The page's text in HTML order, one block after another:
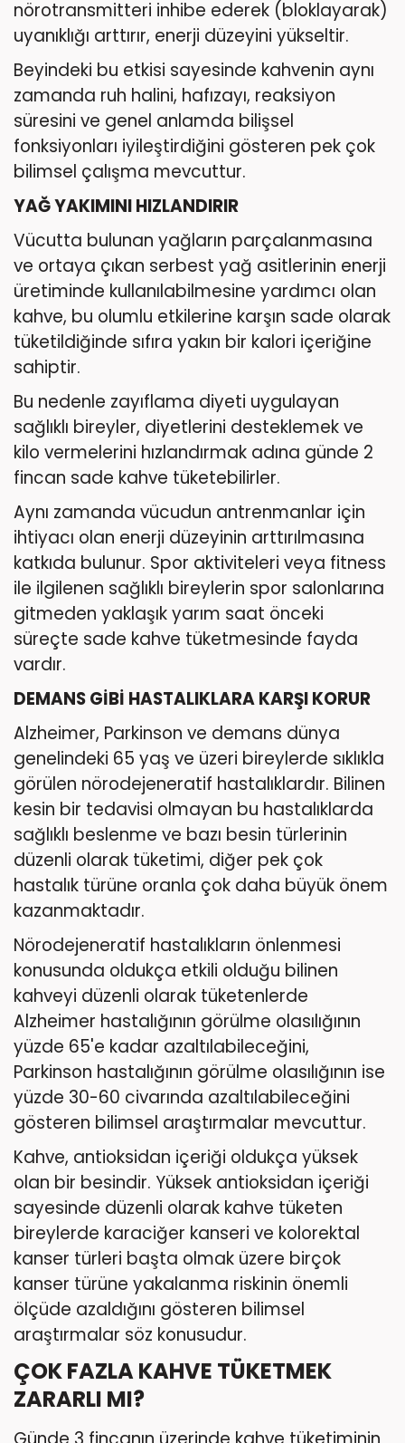
nörotransmitteri inhibe ederek (bloklayarak)
uyanıklığı arttırır, enerji düzeyini yükseltir.
Beyindeki bu etkisi sayesinde kahvenin aynı
zamanda ruh halini, hafızayı, reaksiyon
süresini ve genel anlamda bilişsel
fonksiyonları iyileştirdiğini gösteren pek çok
bilimsel çalışma mevcuttur.
YAĞ YAKIMINI HIZLANDIRIR
Vücutta bulunan yağların parçalanmasına
ve ortaya çıkan serbest yağ asitlerinin enerji
üretiminde kullanılabilmesine yardımcı olan
kahve, bu olumlu etkilerine karşın sade olarak
tüketildiğinde sıfıra yakın bir kalori içeriğine
sahiptir.
Bu nedenle zayıflama diyeti uygulayan
sağlıklı bireyler, diyetlerini desteklemek ve
kilo vermelerini hızlandırmak adına günde 2
fincan sade kahve tüketebilirler.
Aynı zamanda vücudun antrenmanlar için
ihtiyacı olan enerji düzeyinin arttırılmasına
katkıda bulunur. Spor aktiviteleri veya fitness
ile ilgilenen sağlıklı bireylerin spor salonlarına
gitmeden yaklaşık yarım saat önceki
süreçte sade kahve tüketmesinde fayda
vardır.
DEMANS GİBİ HASTALIKLARA KARŞI KORUR
Alzheimer, Parkinson ve demans dünya
genelindeki 65 yaş ve üzeri bireylerde sıklıkla
görülen nörodejeneratif hastalıklardır. Bilinen
kesin bir tedavisi olmayan bu hastalıklarda
sağlıklı beslenme ve bazı besin türlerinin
düzenli olarak tüketimi, diğer pek çok
hastalık türüne oranla çok daha büyük önem
kazanmaktadır.
Nörodejeneratif hastalıkların önlenmesi
konusunda oldukça etkili olduğu bilinen
kahveyi düzenli olarak tüketenlerde
Alzheimer hastalığının görülme olasılığının
yüzde 65'e kadar azaltılabileceğini,
Parkinson hastalığının görülme olasılığının ise
yüzde 30-60 civarında azaltılabileceğini
gösteren bilimsel araştırmalar mevcuttur.
Kahve, antioksidan içeriği oldukça yüksek
olan bir besindir. Yüksek antioksidan içeriği
sayesinde düzenli olarak kahve tüketen
bireylerde karaciğer kanseri ve kolorektal
kanser türleri başta olmak üzere birçok
kanser türüne yakalanma riskinin önemli
ölçüde azaldığını gösteren bilimsel
araştırmalar söz konusudur.
ÇOK FAZLA KAHVE TÜKETMEK
ZARARLI MI?